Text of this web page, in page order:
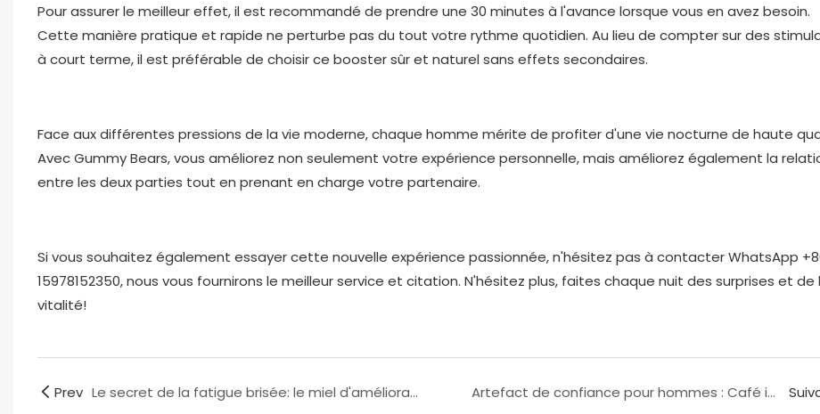
Pour assurer le meilleur effet, il est recommandé de prendre une 30 minutes à l'avance lorsque vous en avez besoin.
Cette manière pratique et rapide ne perturbe pas du tout votre rythme quotidien. Au lieu de compter sur des
à court terme, il est préférable de choisir ce booster sûr et naturel sans effets secondaires.
Face aux différentes pressions de la vie moderne, chaque homme mérite de profiter d'une vie nocturne de haute
Avec Gummy Bears, vous améliorez non seulement votre expérience personnelle, mais améliorez également la
entre les deux parties tout en prenant en charge votre partenaire.
Si vous souhaitez également essayer cette nouvelle expérience passionnée, n'hésitez pas à contacter WhatsApp
15978152350, nous vous fournirons le meilleur service et citation. N'hésitez plus, faites chaque nuit des surprises et de
vitalité!
Prev Le secret de la fatigue brisée: le miel d'amélioration des hommes royaux thaïlandais vous aide à rajeunir! Artefact de confiance pour hommes : Café instantané pour l&39;érection et le retard, vous le méritez !